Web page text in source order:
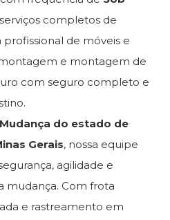
completos de
de móveis e
e montagem de
com seguro completo e
Mudança do estado de
Gerais, nossa equipe
agilidade e
mudança. Com frota
e rastreamento em